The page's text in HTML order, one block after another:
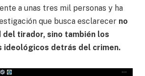
a unas tres mil personas y ha
que busca esclarecer no
tirador, sino también los
ideológicos detrás del crimen.